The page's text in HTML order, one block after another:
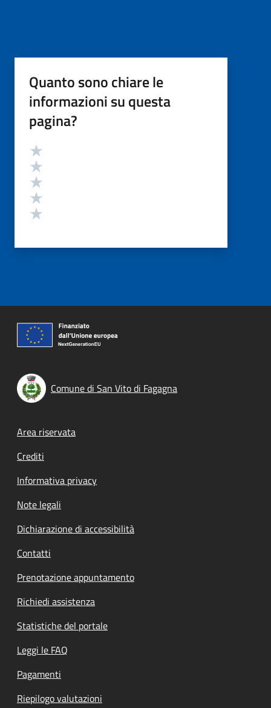
Quanto sono chiare le
informazioni su questa
pagina?
Valutazione
Comune di San Vito di Fagagna
Footer menu
Area riservata
Crediti
Informativa privacy
Note legali
Dichiarazione di accessibilità
Contatti
Prenotazione appuntamento
Richiedi assistenza
Statistiche del portale
Leggi le FAQ
Pagamenti
Riepilogo valutazioni